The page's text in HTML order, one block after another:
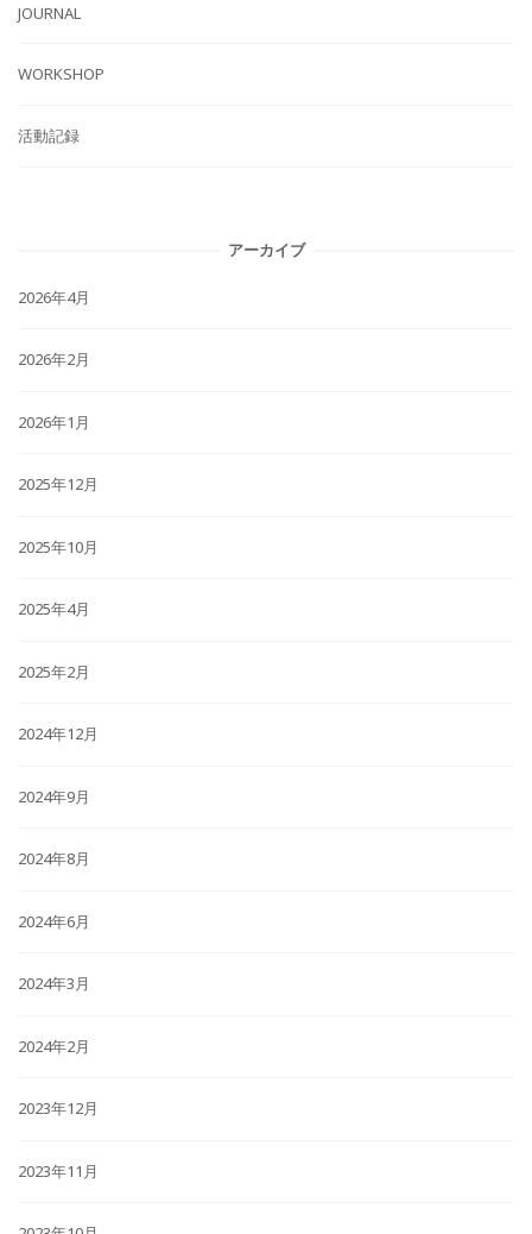
JOURNAL
WORKSHOP
活動記録
アーカイブ
2026年4月
2026年2月
2026年1月
2025年12月
2025年10月
2025年4月
2025年2月
2024年12月
2024年9月
2024年8月
2024年6月
2024年3月
2024年2月
2023年12月
2023年11月